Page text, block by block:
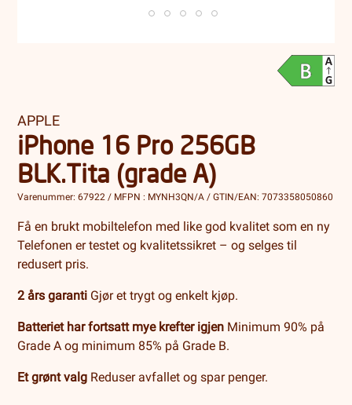
APPLE
iPhone 16 Pro 256GB
BLK.Tita (grade A)
Varenummer: 67922 / MFPN : MYNH3QN/A / GTIN/EAN: 7073358050860
Få en brukt mobiltelefon med like god kvalitet som en ny
Telefonen er testet og kvalitetssikret – og selges til
redusert pris.
2 års garanti Gjør et trygt og enkelt kjøp.
Batteriet har fortsatt mye krefter igjen Minimum 90% på
Grade A og minimum 85% på Grade B.
Et grønt valg Reduser avfallet og spar penger.